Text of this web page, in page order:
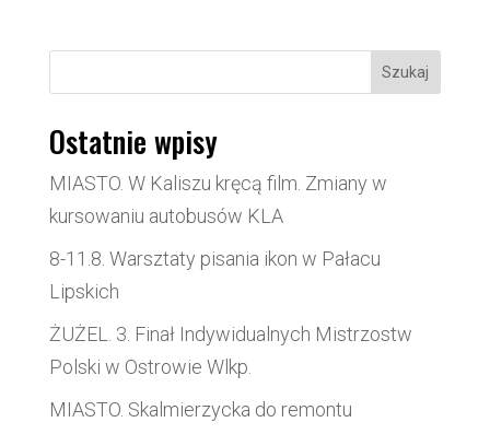
Szukaj
Ostatnie wpisy
MIASTO. W Kaliszu kręcą film. Zmiany w
kursowaniu autobusów KLA
8-11.8. Warsztaty pisania ikon w Pałacu
Lipskich
ŻUŻEL. 3. Finał Indywidualnych Mistrzostw
Polski w Ostrowie Wlkp.
MIASTO. Skalmierzycka do remontu